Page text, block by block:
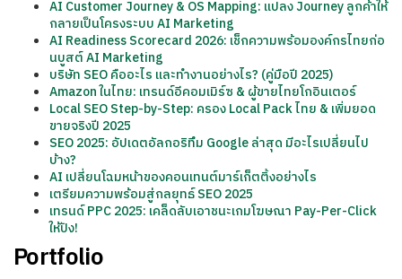
AI Customer Journey & OS Mapping: แปลง Journey ลูกค้าให้
กลายเป็นโครงระบบ AI Marketing
AI Readiness Scorecard 2026: เช็กความพร้อมองค์กรไทยก่อ
นบูสต์ AI Marketing
บริษัท SEO คืออะไร และทำงานอย่างไร? (คู่มือปี 2025)
Amazon ในไทย: เทรนด์อีคอมเมิร์ซ & ผู้ขายไทยโกอินเตอร์
Local SEO Step-by-Step: ครอง Local Pack ไทย & เพิ่มยอด
ขายจริงปี 2025
SEO 2025: อัปเดตอัลกอริทึม Google ล่าสุด มีอะไรเปลี่ยนไป
บ้าง?
AI เปลี่ยนโฉมหน้าของคอนเทนต์มาร์เก็ตติ้งอย่างไร
เตรียมความพร้อมสู่กลยุทธ์ SEO 2025
เทรนด์ PPC 2025: เคล็ดลับเอาชนะเกมโฆษณา Pay-Per-Click
ให้ปัง!
Portfolio